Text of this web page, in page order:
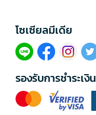
โซเซียลมีเดีย​
รองรับการชำระเงิน